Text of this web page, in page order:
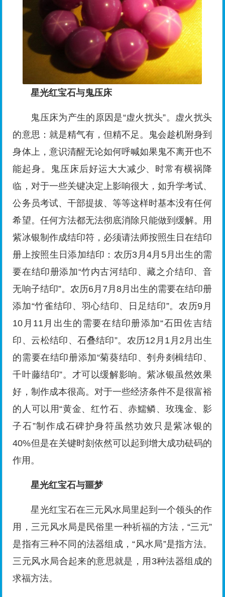
星光红宝石与鬼压床
鬼压床为产生的原因是“虚火扰头”。虚火扰头
的意思：就是精气有，但精不足。鬼会趁机附身到
身体上，意识清醒无论如何呼喊如果鬼不离开也不
能起身。鬼压床后好运大大减少、时常有横祸降
临，对于一些关键决定上影响很大，如升学考试、
公务员考试、干部提拔、等等这样时基本没有任何
希望。任何方法都无法彻底消除只能做到缓解。用
紫冰银制作成结印符，必须请法师按照生日在结印
册上按照生日添加结印：农历3月4月5月出生的需
要在结印册添加“竹内古河结印、藏之介结印、音
无响子结印”。农历6月7月8月出生的需要在结印册
添加“竹雀结印、羽心结印、日足结印”。农历9月
10月11月出生的需要在结印册添加“石田佐吉结
印、云松结印、石叠结印”。农历12月1月2月出生
的需要在结印册添加“菊葵结印、刳舟剡楫结印、
千叶藤结印”。才可以缓解影响。紫冰银虽然效果
好，制作成本很高。对于一些经济条件不是很富裕
的人可以用“黄金、红竹石、赤鱬鳞、玫瑰金、影
子石”制作成石碑护身符虽然功效只是紫冰银的
40%但是在关键时刻依然可以起到增大成功砝码的
作用。
星光红宝石与噩梦
星光红宝石在三元风水局里起到一个领头的作
用，三元风水局是民俗里一种祈福的方法，“三元”
是指有三种不同的法器组成，“风水局”是指方法。
三元风水局合起来的意思就是，用3种法器组成的
求福方法。